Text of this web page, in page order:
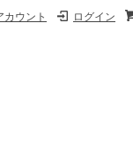
ログイン
カウント